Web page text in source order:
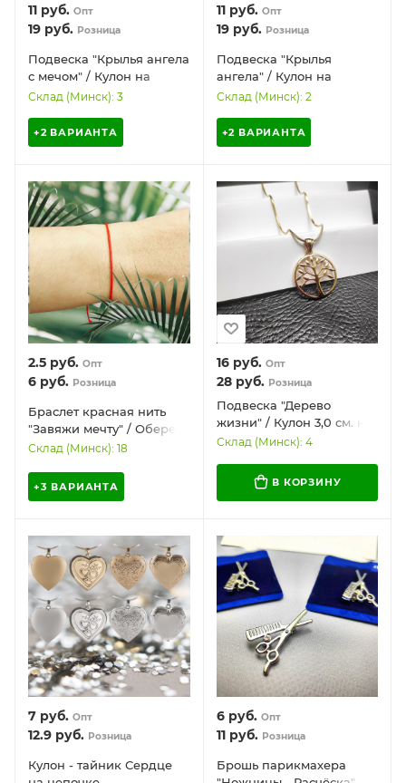
11 руб. Опт
19 руб. Розница
Подвеска "Крылья ангела
с мечом" / Кулон на
цепочке / Украшение
Склад (Минск): 3
+2 ВАРИАНТА
11руб. Опт
19руб. Розница
Подвеска "Крылья
ангела" / Кулон на
цепочке / Украшение
Склад (Минск): 2
+2 ВАРИАНТА
2.5 руб. Опт
6 руб. Розница
Браслет красная нить
"Завяжи мечту" / Оберег
на руку
Склад (Минск): 18
+3 ВАРИАНТА
16руб. Опт
28руб. Розница
Подвеска "Дерево
жизни" / Кулон 3,0 см. на
цепочке Snake
Украшение женское на
Склад (Минск): 4
В КОРЗИНУ
7 руб. Опт
12.9 руб. Розница
Кулон - тайник Сердце
6руб. Опт
11руб. Розница
Брошь парикмахера